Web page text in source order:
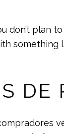
don’t plan
something